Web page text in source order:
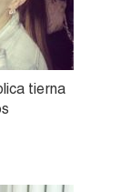
tierna